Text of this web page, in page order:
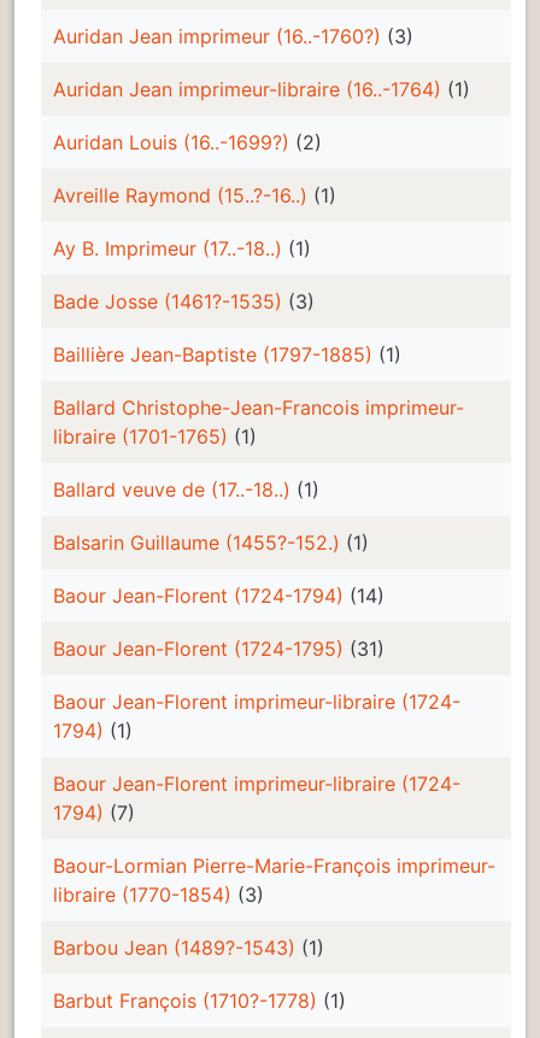
Auridan Jean imprimeur (16..-1760?) (3)
Auridan Jean imprimeur-libraire (16..-1764) (1)
Auridan Louis (16..-1699?) (2)
Avreille Raymond (15..?-16..) (1)
Ay B. Imprimeur (17..-18..) (1)
Bade Josse (1461?-1535) (3)
Baillière Jean-Baptiste (1797-1885) (1)
Ballard Christophe-Jean-Francois imprimeur-
libraire (1701-1765) (1)
Ballard veuve de (17..-18..) (1)
Balsarin Guillaume (1455?-152.) (1)
Baour Jean-Florent (1724-1794) (14)
Baour Jean-Florent (1724-1795) (31)
Baour Jean-Florent imprimeur-libraire (1724-
1794) (1)
Baour Jean-Florent imprimeur-libraire (1724-
1794) (7)
Baour-Lormian Pierre-Marie-François imprimeur-
libraire (1770-1854) (3)
Barbou Jean (1489?-1543) (1)
Barbut François (1710?-1778) (1)